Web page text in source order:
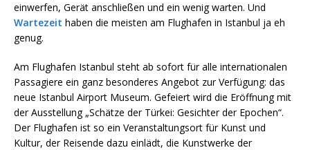
einwerfen, Gerät anschließen und ein wenig warten. Und
Wartezeit haben die meisten am Flughafen in Istanbul ja eh
genug.
Am Flughafen Istanbul steht ab sofort für alle internationalen
Passagiere ein ganz besonderes Angebot zur Verfügung: das
neue Istanbul Airport Museum. Gefeiert wird die Eröffnung mit
der Ausstellung „Schätze der Türkei: Gesichter der Epochen“.
Der Flughafen ist so ein Veranstaltungsort für Kunst und
Kultur, der Reisende dazu einlädt, die Kunstwerke der